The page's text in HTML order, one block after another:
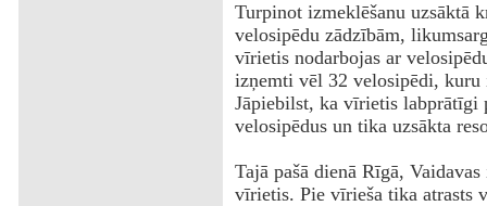
Turpinot izmeklēšanu uzsāktā
velosipēdu zādzībām,
vīrietis nodarbojas ar
izņemti vēl 32 velosipēdi,
Jāpiebilst, ka vīrietis labprātīgi
velosipēdus un tika uzsākta
Tajā pašā dienā Rīgā,
vīrietis. Pie vīrieša tika atrasts